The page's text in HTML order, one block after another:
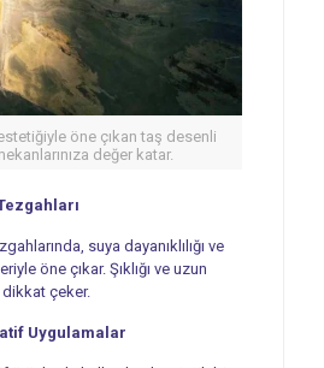
estetiğiyle öne çıkan taş desenli
değer katar.
suya dayanıklılığı ve
öne çıkar. Şıklığı ve uzun
dikkat çeker.
Uygulamalar